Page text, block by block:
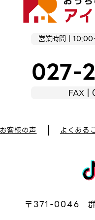
営業時間｜
027-
FAX
客様の声 よくある
〒371-0046